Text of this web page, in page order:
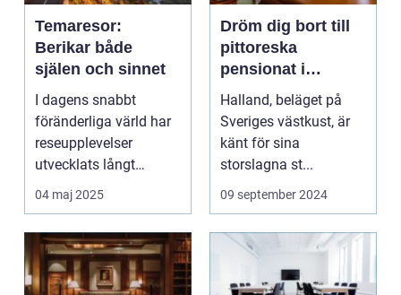
Temaresor:
Berikar både
själen och sinnet
I dagens snabbt
föränderliga värld har
reseupplevelser
utvecklats långt
bortom ...
04 maj 2025
Dröm dig bort till
pittoreska
pensionat i
Halland
Halland, beläget på
Sveriges västkust, är
känt för sina
storslagna st...
09 september 2024